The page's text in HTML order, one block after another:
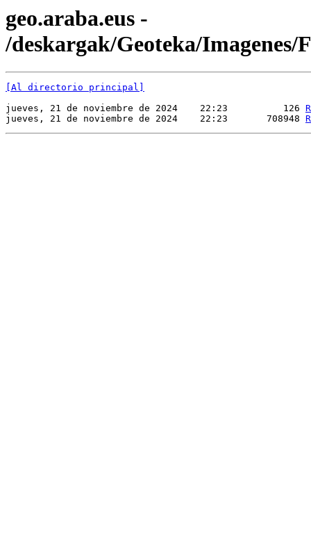
geo.araba.eus -
/deskargak/Geoteka/Imagenes/
[Al directorio principal]
jueves, 21 de noviembre de 2024    22:23          126
jueves, 21 de noviembre de 2024    22:23       708948